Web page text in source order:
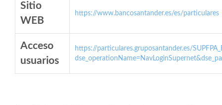
Sitio
WEB
https://www.bancosantander.es/es/particulares
Acceso
usuarios
https://particulares.gruposantander.es/